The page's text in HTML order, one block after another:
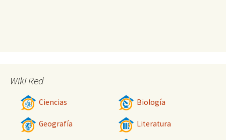
Wiki Red
Ciencias Biología
Geografía Literatura